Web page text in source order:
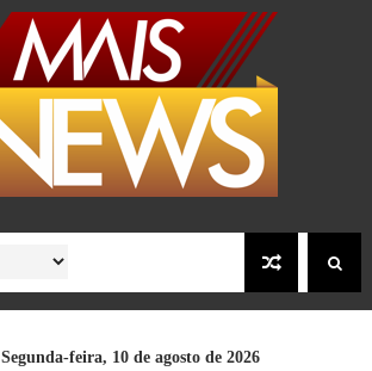
Segunda-feira, 10 de agosto de 2026